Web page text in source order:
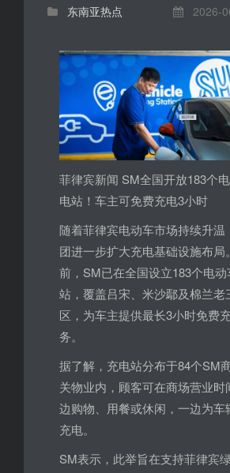
东南亚热点 2026-
菲律宾新闻 SM全国开放183个
电站！车主可免费充电3小时
随着菲律宾电动车市场持续升温
团进一步扩大充电基础设施布局
前，SM已在全国设立183个电
站，覆盖吕宋、米沙鄢及棉兰老
区，为车主提供最长3小时免费
务。
据了解，充电站分布于84个SM
关物业内，顾客可在商场营业时
边购物、用餐或休闲，一边为车
充电。
SM表示，此举旨在支持菲律宾